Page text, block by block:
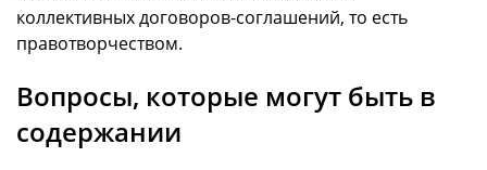
коллективных договоров-соглашений, то есть
правотворчеством.
Вопросы, которые могут быть в
содержании